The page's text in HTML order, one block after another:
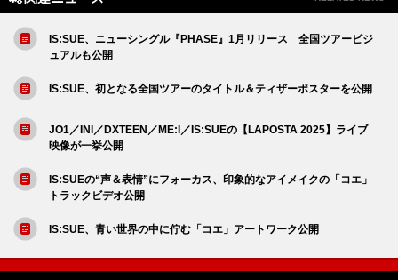
IS:SUE、ニューシングル『PHASE』1月リリース 全国ツアービジ
ュアルも公開
IS:SUE、初となる全国ツアーのタイトル＆ティザーポスターを公開
JO1／INI／DXTEEN／ME:I／IS:SUEの【LAPOSTA 2025】ライブ
映像が一挙公開
IS:SUEの“声＆表情”にフォーカス、印象的なアイメイクの「コエ」
トラックビデオ公開
IS:SUE、青い世界の中に佇む「コエ」アートワーク公開